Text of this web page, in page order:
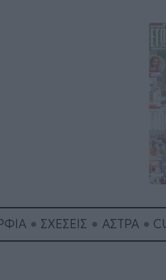
ΣΧΕΣΕΙΣ ΑΣΤΡΑ